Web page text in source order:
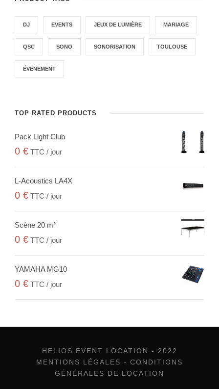
DJ EVENTS JEUX DE LUMIÈRE MARIAGE
QSC SONO SONORISATION TOULOUSE
ÉVÉNEMENT
TOP RATED PRODUCTS
Pack Light Club
0 € TTC / jour
L-Acoustics LA4X
0 € TTC / jour
Scène 20 m²
0 € TTC / jour
YAMAHA MG10
0 € TTC / jour
HELIOS EVENT LOCATION - 2022
MENTIONS LÉGALES - CONDITIONS
GÉNÉRALES DE LOCATION